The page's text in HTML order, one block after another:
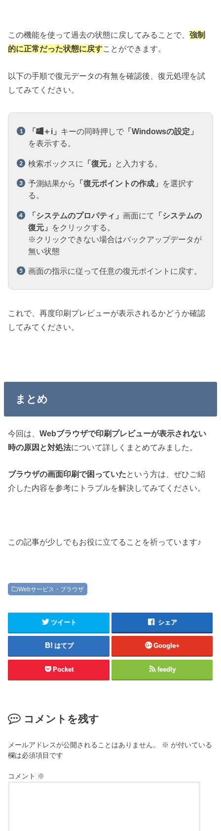
この機能を使って過去の状態に戻してみることで、強制
的に正常だった状態に戻すことができます。
以下の手順で復元データの有無を確認後、復元処理を試
してみてください。
「 ＋i」 キーの同時押しで 「Windowsの設定」
を表示する。
検索ボックスに 「復元」 と入力する。
予測結果から 「復元ポイントの作成」
を選択す
る。
「システムのプロパティ」 画面にて
「システムの
復元」
をクリックする。
※クリックできない場合はバックアップデータが
無い状態
画面の指示に従って任意の復元ポイントに戻す。
これで、再度印刷プレビューが表示されるかどうか確認
してみてください。
まとめ
今回は、Webブラウザで印刷プレビューが表示されない
時の原因と対処法について詳しくまとめてみました。
ブラウザの画面印刷で困っていたという方は、ぜひご紹
介した内容を参考にトラブルを解決してみてください。
この記事が少しでもお役に立てることを祈っています♪
Webサービス・ブラウザ
ツイート シェア
はてブ Google+
Pocket feedly
コメントを残す
メールアドレスが公開されることはありません。 ※ が付いている
欄は必須項目です
コメント ※